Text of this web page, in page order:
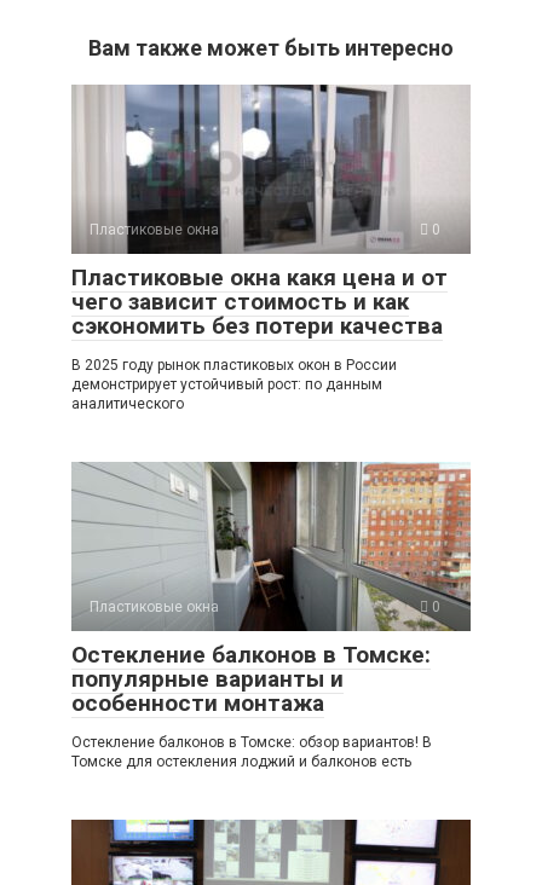
Вам также может быть интересно
Пластиковые окна 0
Пластиковые окна какя цена и от
чего зависит стоимость и как
сэкономить без потери качества
В 2025 году рынок пластиковых окон в России
демонстрирует устойчивый рост: по данным
аналитического
Пластиковые окна 0
Остекление балконов в Томске:
популярные варианты и
особенности монтажа
Остекление балконов в Томске: обзор вариантов! В
Томске для остекления лоджий и балконов есть